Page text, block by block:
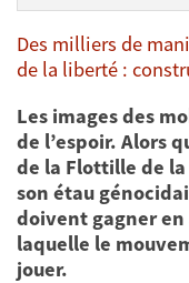
Des milliers de
de la liberté :
Les images des
de l’espoir. Alors
de la Flottille de
son étau
doivent gagner
laquelle le
jouer.